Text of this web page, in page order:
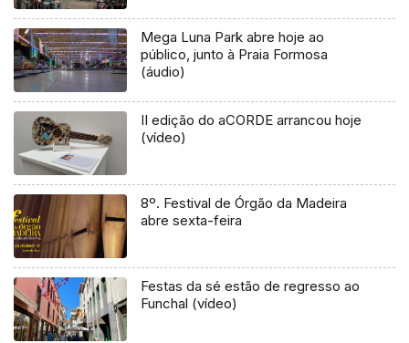
Mega Luna Park abre hoje ao
público, junto à Praia Formosa
(áudio)
II edição do aCORDE arrancou hoje
(vídeo)
8º. Festival de Órgão da Madeira
abre sexta-feira
Festas da sé estão de regresso ao
Funchal (vídeo)